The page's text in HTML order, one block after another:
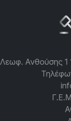
Λεωφ. Ανθούσης 1